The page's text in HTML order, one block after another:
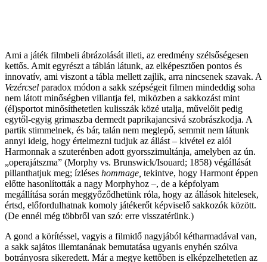
Ami a játék filmbeli ábrázolását illeti, az eredmény szélsőségesen
kettős. Amit egyrészt a táblán látunk, az elképesztően pontos és
innovatív, ami viszont a tábla mellett zajlik, arra nincsenek szavak. A
Vezércsel paradox módon a sakk szépségeit filmen mindeddig soha
nem látott minőségben villantja fel, miközben a sakkozást mint
(él)sportot minősíthetetlen kulisszák közé utalja, művelőit pedig
egytől-egyig grimaszba dermedt paprikajancsivá szobrászkodja. A
partik stimmelnek, és bár, talán nem meglepő, semmit nem látunk
annyi ideig, hogy értelmezni tudjuk az állást – kivétel ez alól
Harmonnak a szuterénben adott gyorsszimultánja, amelyben az ún.
„operajátszma” (Morphy vs. Brunswick/Isouard; 1858) végállását
pillanthatjuk meg; ízléses hommage, tekintve, hogy Harmont éppen
előtte hasonlították a nagy Morphyhoz –, de a képfolyam
megállítása során meggyőződhetünk róla, hogy az állások hitelesek,
értsd, előfordulhatnak komoly játékerőt képviselő sakkozók között.
(De ennél még többről van szó: erre visszatérünk.)
A gond a körítéssel, vagyis a filmidő nagyjából kétharmadával van,
a sakk sajátos illemtanának bemutatása ugyanis enyhén szólva
botrányosra sikeredett. Már a megye kettőben is elképzelhetetlen az